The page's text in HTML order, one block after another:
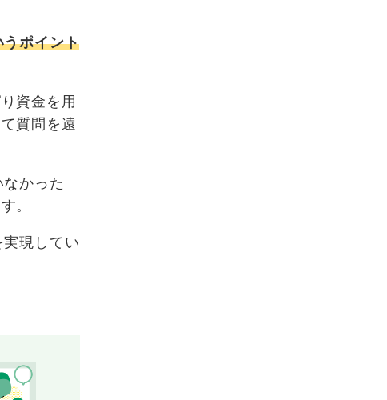
ポイント
資金を用
質問を遠
かった
。
現してい